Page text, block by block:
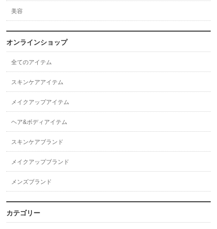
美容
オンラインショップ
全てのアイテム
スキンケアアイテム
メイクアップアイテム
ヘア&ボディアイテム
スキンケアブランド
メイクアップブランド
メンズブランド
カテゴリー